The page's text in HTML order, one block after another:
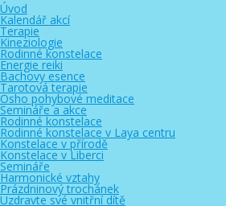
Úvod
Kalendář akcí
Terapie
Kineziologie
Rodinné konstelace
Energie reiki
Bachovy esence
Tarotová terapie
Osho pohybové meditace
Semináře a akce
Rodinné konstelace
Rodinné konstelace v Laya centru
Konstelace v přírodě
Konstelace v Liberci
Semináře
Harmonické vztahy
Prázdninový trochánek
Uzdravte své vnitřní dítě